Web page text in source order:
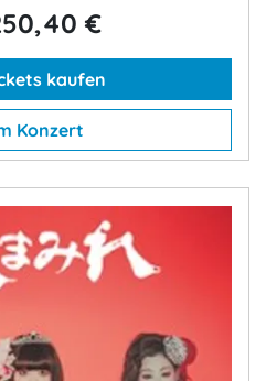
€
kaufen
Konzert